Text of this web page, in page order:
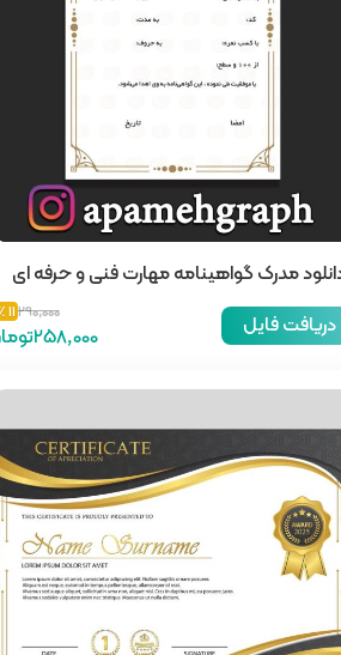
مدرک گواهینامه مهارت فنی و حرفه ای
دریافت فایل
290,00011 ٪
258,000تومان